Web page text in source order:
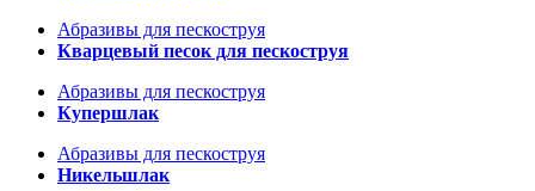
Абразивы для пескоструя
Кварцевый песок для пескоструя
Абразивы для пескоструя
Купершлак
Абразивы для пескоструя
Никельшлак